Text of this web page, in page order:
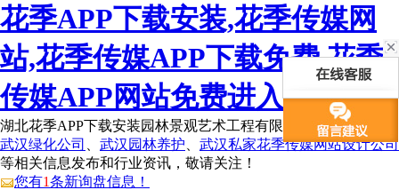
花季APP下载安装,花季传媒网
站,花季传媒APP下载免费,花季
传媒APP网站免费进入
湖北花季APP下载安装园林景观艺术工程有限公司为您免费提供
武汉绿化公司
武汉园林养护
武汉私家花季传媒网站设计公司
等相关信息发布和行业资讯，敬请关注！
您有1条新询盘信息！